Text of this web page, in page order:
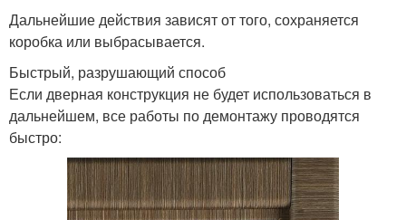
Дальнейшие действия зависят от того, сохраняется
коробка или выбрасывается.
Быстрый, разрушающий способ
Если дверная конструкция не будет использоваться в
дальнейшем, все работы по демонтажу проводятся
быстро: